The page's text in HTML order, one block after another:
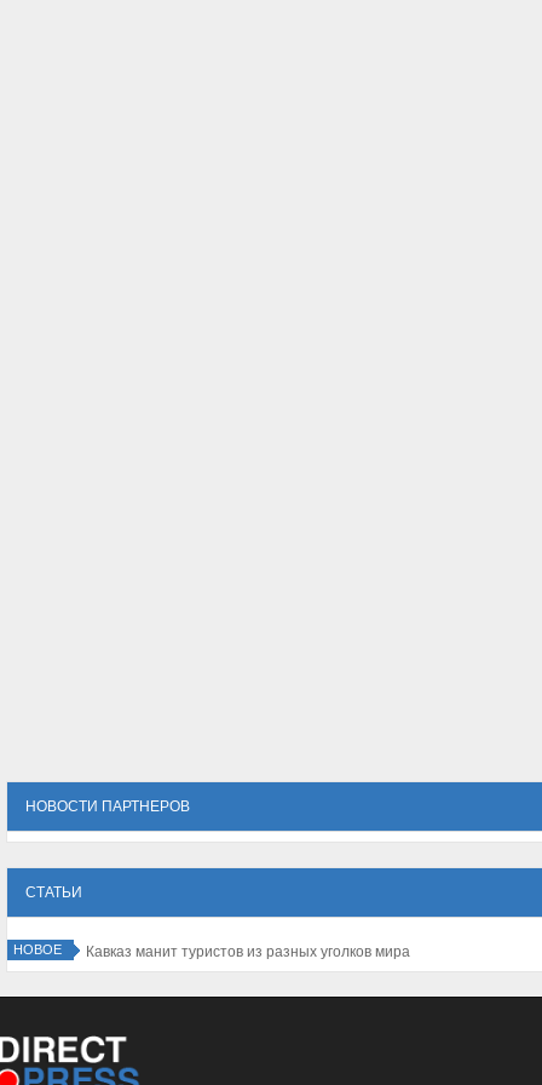
НОВОСТИ ПАРТНЕРОВ
СТАТЬИ
НОВОЕ Кавказ манит туристов из разных уголков мира